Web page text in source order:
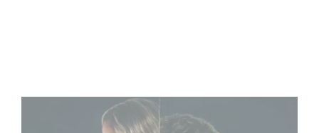
¡Unfamiliar es N.º 1 en el Top 10 de Netflix de series no